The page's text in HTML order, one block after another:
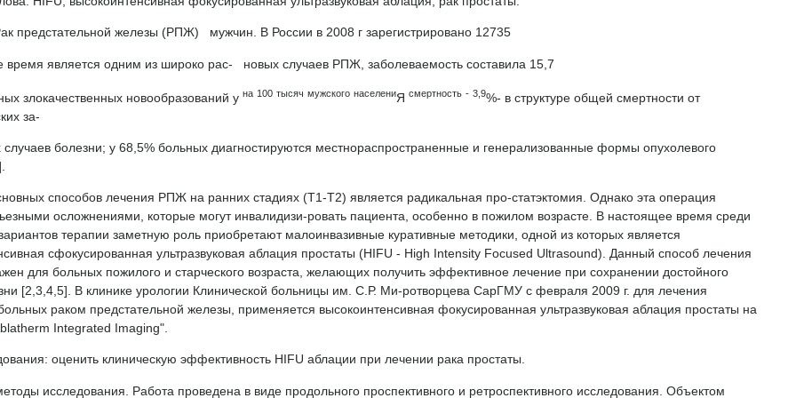
предстательной железы (РПЖ) мужчин. В России в 2008 г зарегистрировано 12735
время является одним из широко рас- новых случаев РПЖ, заболеваемость составила 15,7
злокачественных новообразований уна 100 тысяч мужского населениЯсмертность - 3,9%- в структуре общей смертности от
за-
болезни; у 68,5% больных диагностируются местнораспространенные и генерализованные формы опухолевого
способов лечения РПЖ на ранних стадиях (Т1-Т2) является радикальная про-статэктомия. Однако эта операция
осложнениями, которые могут инвалидизи-ровать пациента, особенно в пожилом возрасте. В настоящее время среди
терапии заметную роль приобретают малоинвазивные куративные методики, одной из которых является
сфокусированная ультразвуковая аблация простаты (HIFU - High Intensity Focused Ultrasound). Данный способ лечения
для больных пожилого и старческого возраста, желающих получить эффективное лечение при сохранении достойного
[2,3,4,5]. В клинике урологии Клинической больницы им. С.Р. Ми-ротворцева СарГМУ с февраля 2009 г. для лечения
раком предстательной железы, применяется высокоинтенсивная фокусированная ультразвуковая аблация простаты на
Integrated Imaging".
оценить клиническую эффективность HIFU аблации при лечении рака простаты.
исследования. Работа проведена в виде продольного проспективного и ретроспективного исследования. Объектом